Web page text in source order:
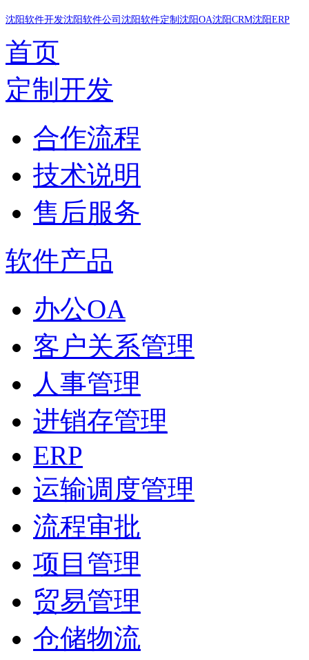
沈阳软件开发沈阳软件公司 沈阳软件定制 沈阳OA沈阳CRM沈阳ERP
首页
定制开发
合作流程
技术说明
售后服务
软件产品
办公OA
客户关系管理
人事管理
进销存管理
ERP
运输调度管理
流程审批
项目管理
贸易管理
仓储物流